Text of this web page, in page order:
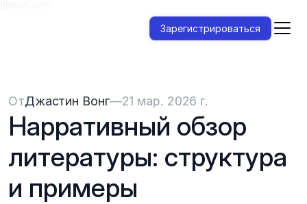
Зарегистрироваться
ОтДжастин Вонг—21 мар. 2026 г.
Нарративный обзор
литературы: структура
и примеры